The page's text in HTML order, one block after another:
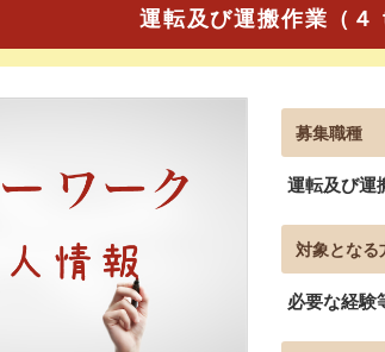
運転及び運搬作業（
募集職種
運転及び運
対象となる
必要な経験